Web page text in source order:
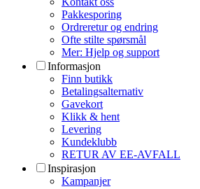
Pakkesporing
Ordreretur og endring
Ofte stilte spørsmål
Mer: Hjelp og support
Informasjon
Finn butikk
Betalingsalternativ
Gavekort
Klikk & hent
Levering
Kundeklubb
RETUR AV EE-AVFALL
Inspirasjon
Kampanjer